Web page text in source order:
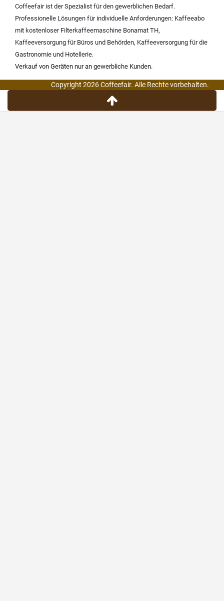
Coffeefair ist der Spezialist für den gewerblichen Bedarf.
Professionelle Lösungen für individuelle Anforderungen: Kaffeeabo
mit kostenloser Filterkaffeemaschine Bonamat TH,
Kaffeeversorgung für Büros und Behörden, Kaffeeversorgung für die
Gastronomie und Hotellerie.
Verkauf von Geräten nur an gewerbliche Kunden.
Copyright 2026 Coffeefair. Alle Rechte vorbehalten.